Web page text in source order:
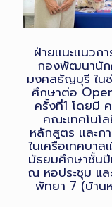
ฝ่ายเเนะเเน
กองพัฒนานัก
มงคลธัญบุรี ในช่
ศึกษาต่อ
ครั้งที่1 โดยมี
คณะเทคโนโ
หลักสูตร เเละ
ในเครือเทศบา
มัธยมศึกษาชั้น
ณ หอประชุม แล
พัทยา 7 (บ้าน